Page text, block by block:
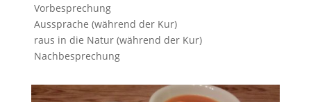
Vorbesprechung
Aussprache (während der Kur)
raus in die Natur (während der Kur)
Nachbesprechung